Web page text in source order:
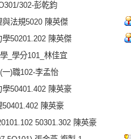
302-彭乾鈞
法規5020 陳英傑
50201.202 陳英傑
_學分101_林佳宜
一)職102-李孟怡
106-1 人際關係動力學50401.402 陳英豪
陳英豪
50301.302 陳英豪